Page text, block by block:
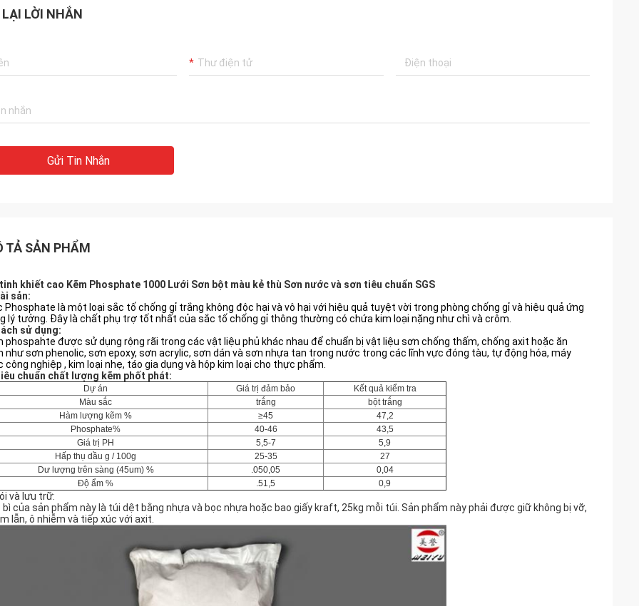
LỜI NHẮN
Gửi Tin Nhắn
TẢ SẢN PHẨM
khiết cao Kẽm Phosphate 1000 Lưới Sơn bột màu kẻ thù Sơn nước và sơn tiêu chuẩn SGS
sản:
Phosphate là một loại sắc tố chống gỉ trắng không độc hại và vô hại với hiệu quả tuyệt vời trong phòng chống gỉ và hiệu quả ứng
lý tưởng. Đây là chất phụ trợ tốt nhất của sắc tố chống gỉ thông thường có chứa kim loại nặng như chì và crôm.
sử dụng:
phospahte được sử dụng rộng rãi trong các vật liệu phủ khác nhau để chuẩn bị vật liệu sơn chống thấm, chống axit hoặc ăn
như sơn phenolic, sơn epoxy, sơn acrylic, sơn dán và sơn nhựa tan trong nước trong các lĩnh vực đóng tàu, tự động hóa, máy
công nghiệp , kim loại nhẹ, táo gia dụng và hộp kim loại cho thực phẩm.
chuẩn chất lượng kẽm phốt phát:
Dự án Giá trị đảm bảo
Kết quả kiểm tra
Màu sắc
trắng
bột trắng
Hàm lượng kẽm % ≥45
47,2
Phosphate%
40-46
43,5
Giá trị PH
5,5-7
5,9
Hấp thụ dầu g / 100g
25-35
27
Dư lượng trên sàng (45um) % .050,05
0,04
Độ ẩm % .51,5 0,9
và lưu trữ:
bì của sản phẩm này là túi dệt bằng nhựa và bọc nhựa hoặc bao giấy kraft, 25kg mỗi túi. Sản phẩm này phải được giữ không bị vỡ,
lẫn, ô nhiễm và tiếp xúc với axit.